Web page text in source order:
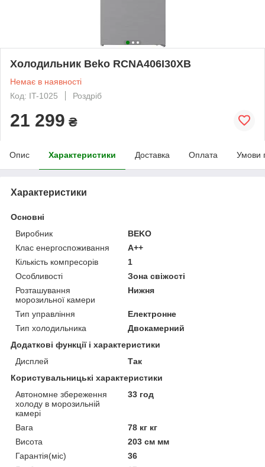
Холодильник Beko RCNA406I30XB
Немає в наявності
Код: IT-1025
Роздріб
21 299 ₴
Опис Характеристики Доставка Оплата Умови
Характеристики
Основні
Виробник
BEKO
Клас енергоспоживання
A++
Кількість компресорів
1
Особливості
Зона свіжості
Розташування
морозильної камери
Нижня
Тип управління
Електронне
Тип холодильника
Двокамерний
Додаткові функції і характеристики
Дисплей
Так
Користувальницькі характеристики
Автономне збереження
холоду в морозильній
камері
33 год
Вага
78 кг кг
Висота
203 см мм
Гарантія(міс)
36